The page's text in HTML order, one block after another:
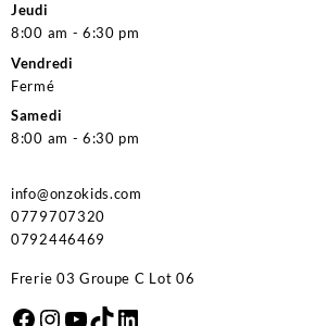
Jeudi
8:00 am - 6:30 pm
Vendredi
Fermé
Samedi
8:00 am - 6:30 pm
info@onzokids.com
0779707320
0792446469
Frerie 03 Groupe C Lot 06
Facebook
Instagram
YouTube
TikTok
LinkedIn